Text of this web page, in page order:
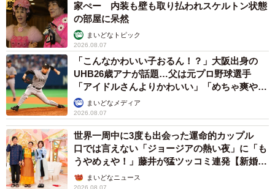
家ぺー 内装も壁も取り払われスケルトン状態
の部屋に呆然
まいどなトピック
2026.08.07
「こんなかわいい子おるん！？」大阪出身の
UHB26歳アナが話題…父は元プロ野球選手
「アイドルさんよりかわいい」「めちゃ爽や
か」まいどなメディア
2026.08.07
世界一周中に3度も出会った運命的カップル
口では言えない「ジョージアの熱い夜」に「も
うやめぇや！」藤井が猛ツッコミ連発【新婚さ
ん】まいどなニュース
2026.08.07